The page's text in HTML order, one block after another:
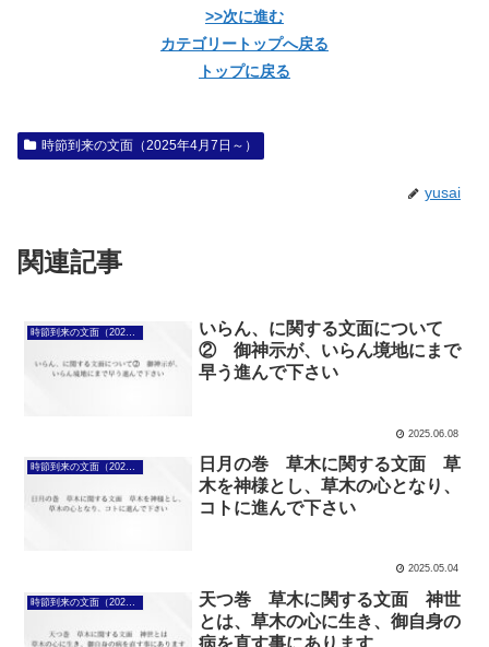
>>次に進む
カテゴリートップへ戻る
トップに戻る
時節到来の文面（2025年4月7日～）
yusai
関連記事
いらん、に関する文面について
② 御神示が、いらん境地にまで
早う進んで下さい
2025.06.08
時節到来の文面（2025年4月7日～）
日月の巻 草木に関する文面 草
木を神様とし、草木の心となり、
コトに進んで下さい
2025.05.04
時節到来の文面（2025年4月7日～）
天つ巻 草木に関する文面 神世
とは、草木の心に生き、御自身の
病を直す事にあります